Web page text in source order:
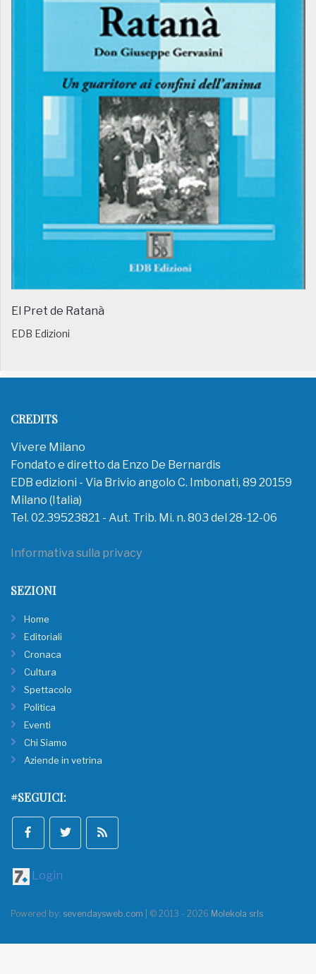
El Pret de Ratanà
EDB Edizioni
CREDITS
Vivere Milano
Fondato e diretto da Enzo De Bernardis
EDB edizioni - Via Brivio angolo C. Imbonati, 89 20159
Milano (Italia)
Tel. 02.39523821 - Aut. Trib. Mi. n. 803 del 28-12-06
Informativa sulla privacy
SEZIONI
Home
Editoriali
Cronaca
Cultura
Spettacolo
Politica
Eventi
Chi Siamo
Aziende in vetrina
#SEGUICI:
Login
Powered by: sevendaysweb.com | © 2013 - 2026 Molekola srls